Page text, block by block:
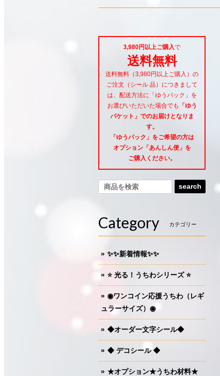
3,980円以上ご購入で
送料無料
送料無料（3,980円以上ご購入）の
ご注文（シール 品）につきまして
は、配送方法に「ゆうパック」を
お選びいただいた場合でも
「ゆう
パケット」でのお届けとなりま
す。
「ゆうパック」をご希望の方は
オプション「あんしん便」 を
ご購入ください。
search
Category カテゴリー
✨✨新着情報✨✨
⭐️ 光る！うちわシリーズ ⭐️
◉ワンコイン応援うちわ（レギ
ュラーサイズ）◉
◆オーダー文字シール◆
◆ デコシール ◆
★オプション★うちわ材料★